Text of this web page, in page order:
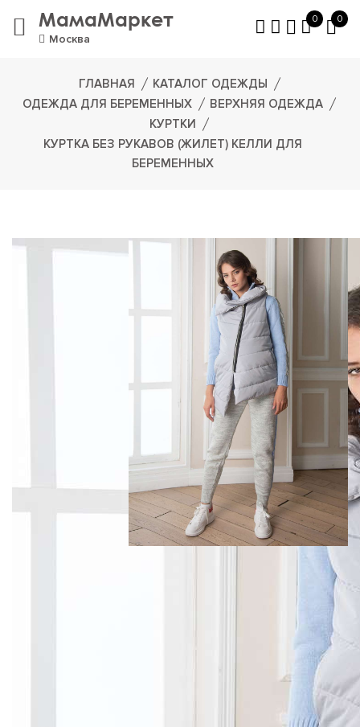
МамаМаркет
Москва
0 0
ГЛАВНАЯ
КАТАЛОГ ОДЕЖДЫ
ОДЕЖДА ДЛЯ БЕРЕМЕННЫХ
ВЕРХНЯЯ ОДЕЖДА
КУРТКИ
КУРТКА БЕЗ РУКАВОВ (ЖИЛЕТ) КЕЛЛИ ДЛЯ
БЕРЕМЕННЫХ